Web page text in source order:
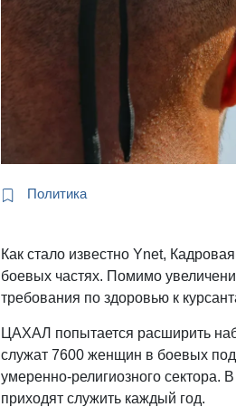
Политика
Как стало известно Ynet,
боевых частях. Помимо
требования по здоровью к
ЦАХАЛ попытается расширить
служат 7600 женщин в боевых
умеренно-религиозного сектора.
приходят служить каждый год.